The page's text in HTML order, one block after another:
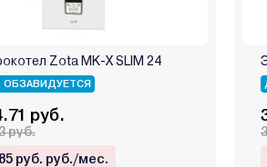
Zota MK-X SLIM 24
ОБЗАВИДУЕТСЯ
руб.
руб.
руб. руб./мес.